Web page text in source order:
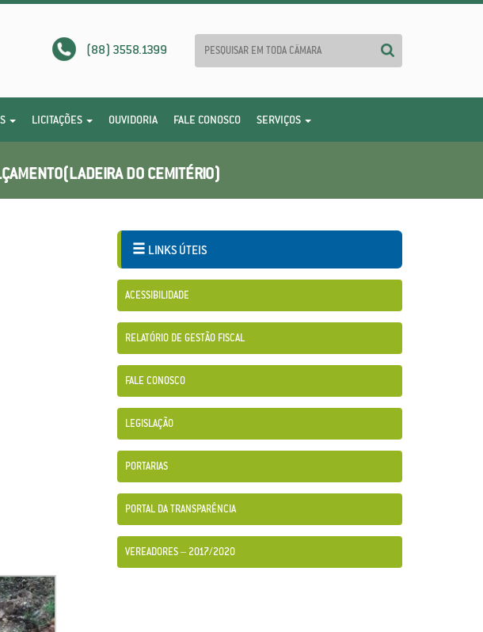
(88) 3558.1399
LICITAÇÕES OUVIDORIA FALE CONOSCO SERVIÇOS
DO CEMITÉRIO)
LINKS ÚTEIS
ACESSIBILIDADE
RELATÓRIO DE GESTÃO FISCAL
FALE CONOSCO
LEGISLAÇÃO
PORTARIAS
PORTAL DA TRANSPARÊNCIA
VEREADORES – 2017/2020